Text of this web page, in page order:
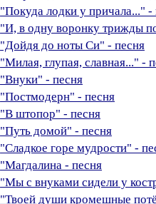
"Покуда лодки у причала..." -
"И, в одну воронку трижды
"Дойдя до ноты Си" - песня
"Милая, глупая, славная..." -
"Внуки" - песня
"Постмодерн" - песня
"В штопор" - песня
"Путь домой" - песня
"Сладкое горе мудрости" -
"Магдалина - песня
"Мы с внуками сидели у
"Твоей души кромешные